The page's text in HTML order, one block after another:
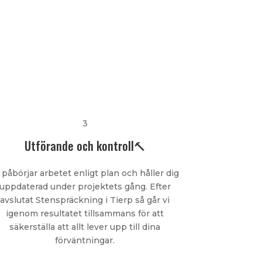
3
Utförande och kontroll🔨
påbörjar arbetet enligt plan och håller dig
under projektets gång. Efter
avslutat Stenspräckning i Tierp så går vi
igenom resultatet tillsammans för att
säkerställa att allt lever upp till dina
förväntningar.